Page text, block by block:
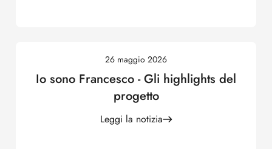
26 maggio 2026
Io sono Francesco - Gli highlights del
progetto
Leggi la notizia